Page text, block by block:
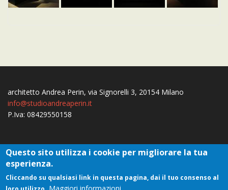
architetto Andrea Perin, via Signorelli 3, 20154 Milano
info@studioandreaperin.it
P.Iva: 08429550158
Contatto privacy cookie
Questo sito utilizza i cookie per migliorare la tua
esperienza.
Cliccando su qualsiasi link in questa pagina, dai il tuo consenso al